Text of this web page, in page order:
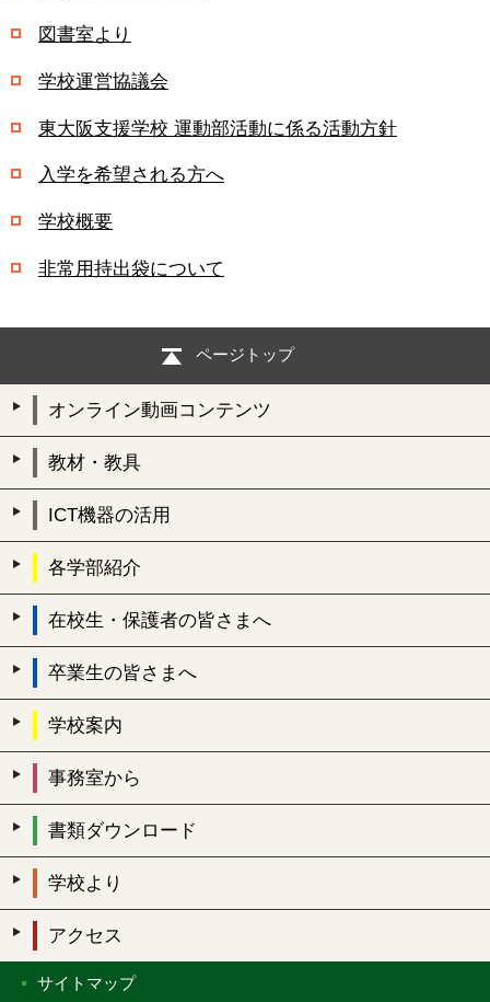
図書室より
学校運営協議会
東大阪支援学校 運動部活動に係る活動方針
入学を希望される方へ
学校概要
非常用持出袋について
ページトップ
オンライン動画コンテンツ
教材・教具
ICT機器の活用
各学部紹介
在校生・保護者の皆さまへ
卒業生の皆さまへ
学校案内
事務室から
書類ダウンロード
学校より
アクセス
サイトマップ